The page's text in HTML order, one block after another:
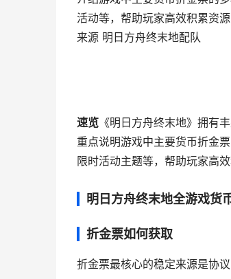
活动等，帮助玩家高效积累资
来源 明日方舟终末地配队
速览 《明日方舟终末地》拥有
重点说明游戏中主要货币折金
限时活动主题等，帮助玩家高
明日方舟终末地全游戏货
折金票如何获取
折金票最核心的稳定来源是协